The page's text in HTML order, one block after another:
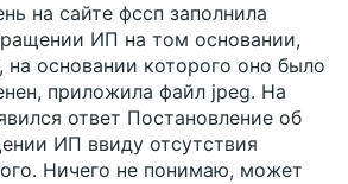
на сайте фссп заполнила
ИП на том основании,
на основании которого оно было
приложила файл jpeg. На
ответ Постановление об
ИП ввиду отсутствия
Ничего не понимаю, может